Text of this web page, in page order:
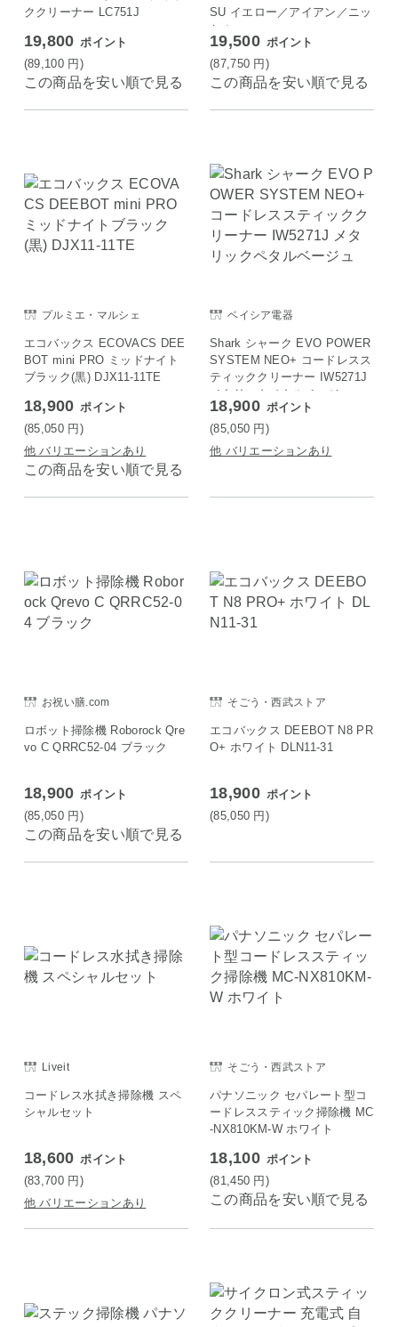
ククリーナー LC751J
19,800 ポイント
(89,100 円)
この商品を安い順で見る
SU イエロー／アイアン／ニッ
ケル
19,500 ポイント
(87,750 円)
この商品を安い順で見る
プルミエ・マルシェ
エコバックス ECOVACS DEE
BOT mini PRO ミッドナイト
ブラック(黒) DJX11-11TE
18,900 ポイント
(85,050 円)
他 バリエーションあり
この商品を安い順で見る
ベイシア電器
Shark シャーク EVO POWER
SYSTEM NEO+ コードレスス
ティッククリーナー IW5271J
メタリックペタルベージュ
18,900 ポイント
(85,050 円)
他 バリエーションあり
お祝い膳.com
ロボット掃除機 Roborock Qre
vo C QRRC52-04 ブラック
18,900 ポイント
(85,050 円)
この商品を安い順で見る
そごう・西武ストア
エコバックス DEEBOT N8 PR
O+ ホワイト DLN11-31
18,900 ポイント
(85,050 円)
Liveit
コードレス水拭き掃除機 スペ
シャルセット
18,600 ポイント
(83,700 円)
他 バリエーションあり
そごう・西武ストア
パナソニック セパレート型コ
ードレススティック掃除機 MC
-NX810KM-W ホワイト
18,100 ポイント
(81,450 円)
この商品を安い順で見る